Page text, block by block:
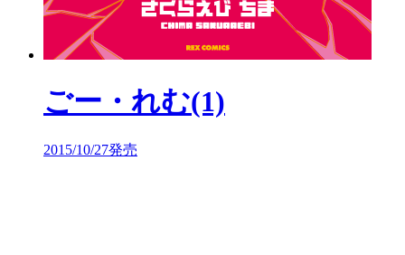
ごー・れむ(1)
2015/10/27発売